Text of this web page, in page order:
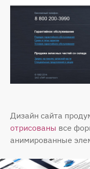
Дизайн сайта
отрисованы все
анимированные